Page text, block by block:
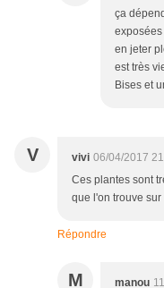
ça
en jeter
est très
Bises et
V vivi 06/04/2017
Ces plantes sont
que l'on trouve
Répondre
M manou